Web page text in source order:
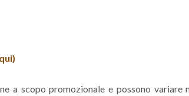
a scopo promozionale e possono variare